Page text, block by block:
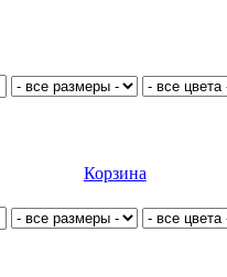
Корзина